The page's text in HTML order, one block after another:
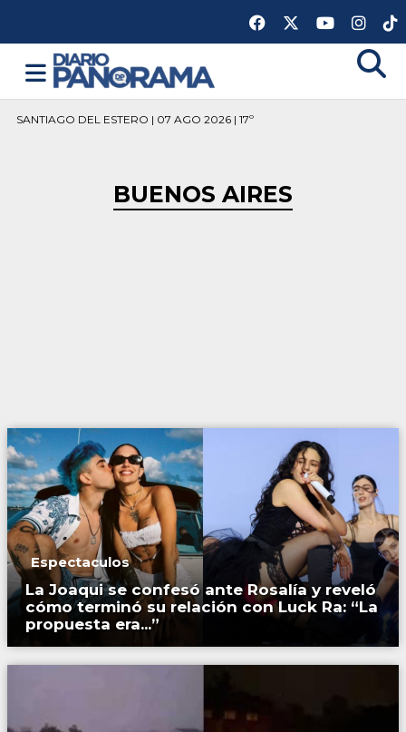
SANTIAGO DEL ESTERO | 07 AGO 2026 | 17º
BUENOS AIRES
Espectaculos
La Joaqui se confesó ante Rosalía y reveló
cómo terminó su relación con Luck Ra: “La
propuesta era...”